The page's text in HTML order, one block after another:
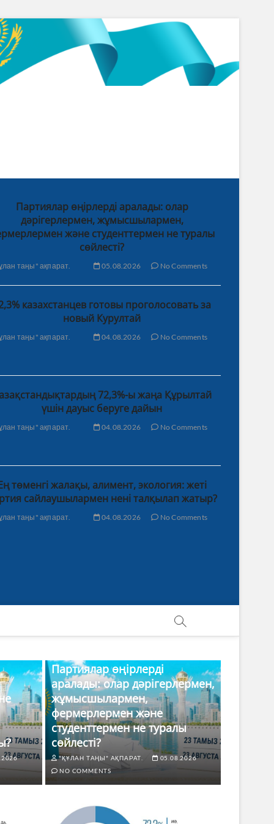
Партиялар өңірлерді аралады: олар
дәрігерлермен, жұмысшылармен,
және студенттермен не туралы
сөйлесті?
таңы" ақпарат. 05.08.2026 No Comments
казахстанцев готовы проголосовать за
новый Курултай
таңы" ақпарат. 04.08.2026 No Comments
72,3%-ы жаңа Құрылтай
үшін дауыс беруге дайын
таңы" ақпарат. 04.08.2026 No Comments
төменгі жалақы, алимент, экология: жеті
сайлаушылармен нені талқылап жатыр?
таңы" ақпарат. 04.08.2026 No Comments
Партиялар өңірлерді
аралады: олар дәрігерлермен,
жұмысшылармен,
фермерлермен және
студенттермен не туралы
сөйлесті?
"ҚҰЛАН ТАҢЫ" АҚПАРАТ.
05.08.2026
NO COMMENTS